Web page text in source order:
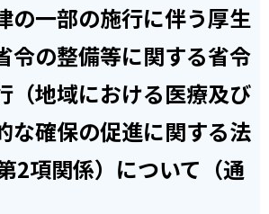
の一部の施行に伴う厚生
令の整備等に関する省令
（地域における医療及び
な確保の促進に関する法
2項関係）について（通